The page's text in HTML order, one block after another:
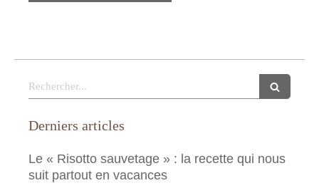
Rechercher
Derniers articles
Le « Risotto sauvetage » : la recette qui nous
suit partout en vacances